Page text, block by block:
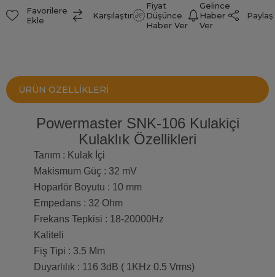
Favorilere
Ekle
Karşılaştır
Fiyat
Düşünce
Haber Ver
Gelince
Haber
Ver
Paylaş
ÜRÜN ÖZELLIKLERI
Powermaster SNK-106 Kulakiçi
Kulaklık Özellikleri
Tanım : Kulak İçi
Makismum Güç : 32 mV
Hoparlör Boyutu : 10 mm
Empedans : 32 Ohm
Frekans Tepkisi : 18-20000Hz
Kaliteli
Fiş Tipi : 3.5 Mm
Duyarlılık : 116 3dB ( 1KHz 0.5 Vrms)